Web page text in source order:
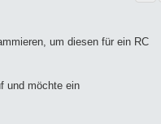
um diesen für ein RC
und möchte ein